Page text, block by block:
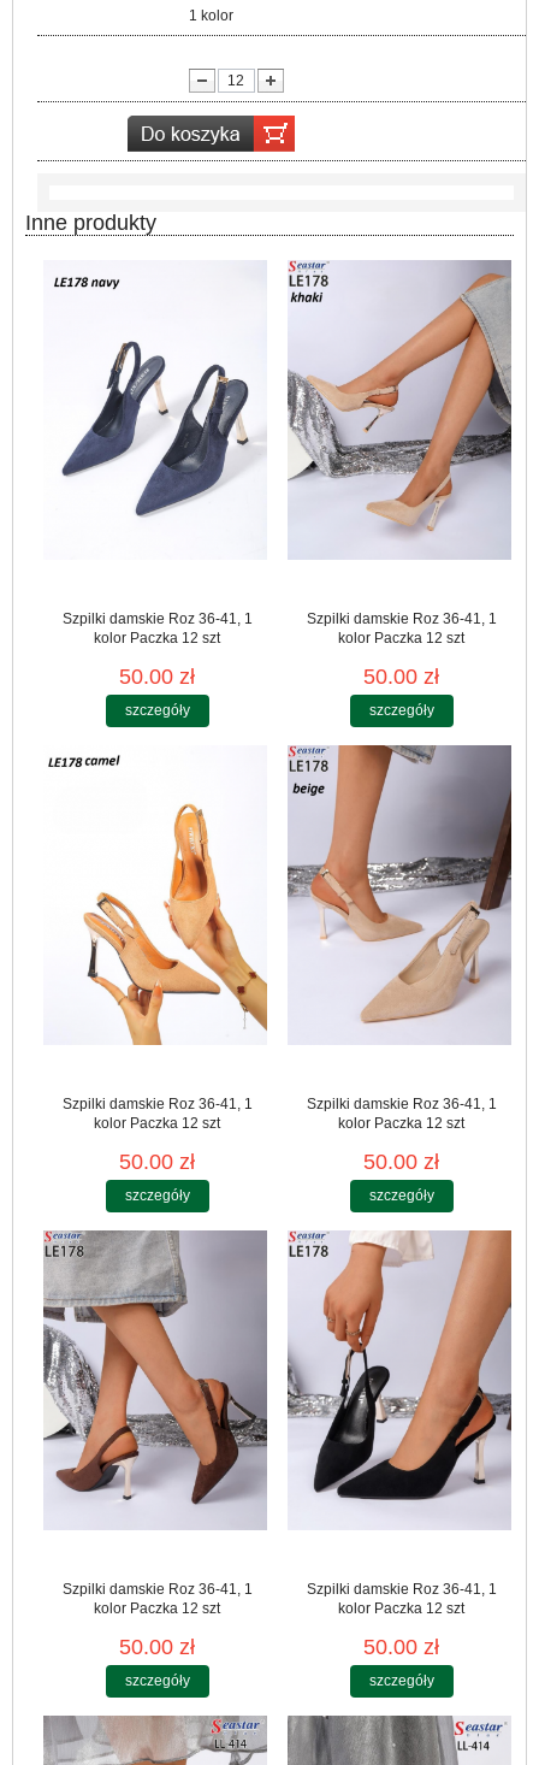
1 kolor
Inne produkty
Szpilki damskie Roz 36-41, 1
kolor Paczka 12 szt
50.00 zł
szczegóły
Szpilki damskie Roz 36-41, 1
kolor Paczka 12 szt
50.00 zł
szczegóły
Szpilki damskie Roz 36-41, 1
kolor Paczka 12 szt
50.00 zł
szczegóły
Szpilki damskie Roz 36-41, 1
kolor Paczka 12 szt
50.00 zł
szczegóły
Szpilki damskie Roz 36-41, 1
kolor Paczka 12 szt
50.00 zł
szczegóły
Szpilki damskie Roz 36-41, 1
kolor Paczka 12 szt
50.00 zł
szczegóły